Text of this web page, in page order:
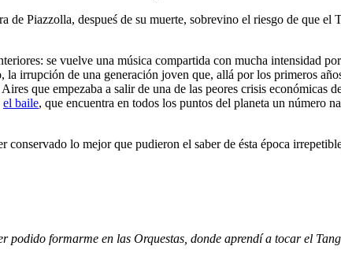
Piazzolla, despueś de su muerte, sobrevino el riesgo de que
se vuelve una música compartida con mucha intensidad
irrupción de una generación joven que, allá por los primeros
que empezaba a salir de una de las peores crisis económicas
el baile, que encuentra en todos los puntos del planeta un número
lo mejor que pudieron el saber de ésta época
formarme en las Orquestas, donde aprendí a tocar el